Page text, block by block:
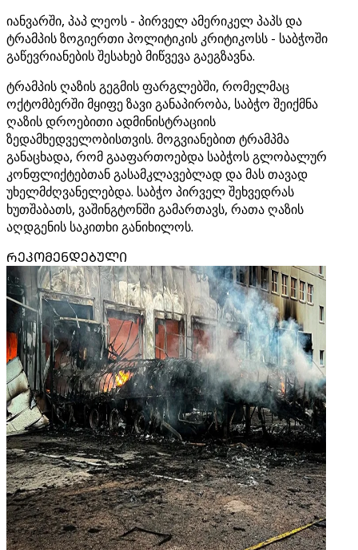
იანვარში, პაპ ლეოს - პირველ ამერიკელ პაპს და
ტრამპის ზოგიერთი პოლიტიკის კრიტიკოსს - საბჭოში
გაწევრიანების შესახებ მიწვევა გაეგზავნა.
ტრამპის ღაზის გეგმის ფარგლებში, რომელმაც
ოქტომბერში მყიფე ზავი განაპირობა, საბჭო შეიქმნა
ღაზის დროებითი ადმინისტრაციის
ზედამხედველობისთვის. მოგვიანებით ტრამპმა
განაცხადა, რომ გააფართოებდა საბჭოს გლობალურ
კონფლიქტებთან გასამკლავებლად და მას თავად
უხელმძღვანელებდა. საბჭო პირველ შეხვედრას
ხუთშაბათს, ვაშინგტონში გამართავს, რათა ღაზის
აღდგენის საკითხი განიხილოს.
ᲠᲔᲙᲝᲛᲔᲜᲓᲔᲑᲣᲚᲘ